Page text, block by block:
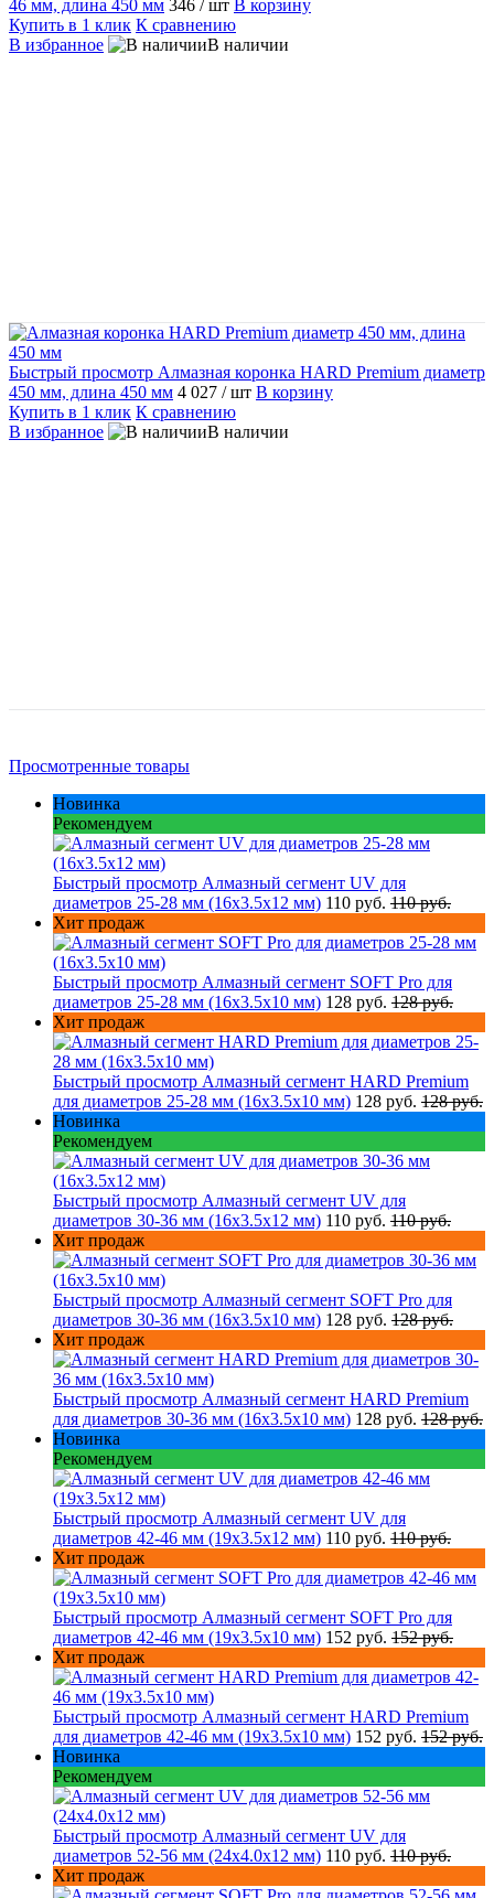
46 мм, длина 450 мм 346 / шт В корзину
Купить в 1 клик К сравнению
В избранное
В наличии
Быстрый просмотр Алмазная коронка HARD Premium диаметр
450 мм, длина 450 мм 4 027 / шт В корзину
Купить в 1 клик К сравнению
В избранное
В наличии
Просмотренные товары
Новинка
Рекомендуем
Быстрый просмотр Алмазный сегмент UV для
диаметров 25-28 мм (16х3.5х12 мм) 110 руб. 110 руб.
Хит продаж
Быстрый просмотр Алмазный сегмент SOFT Pro для
диаметров 25-28 мм (16х3.5х10 мм) 128 руб. 128 руб.
Хит продаж
Быстрый просмотр Алмазный сегмент HARD Premium
для диаметров 25-28 мм (16х3.5х10 мм) 128 руб. 128 руб.
Новинка
Рекомендуем
Быстрый просмотр Алмазный сегмент UV для
диаметров 30-36 мм (16х3.5х12 мм) 110 руб. 110 руб.
Хит продаж
Быстрый просмотр Алмазный сегмент SOFT Pro для
диаметров 30-36 мм (16х3.5х10 мм) 128 руб. 128 руб.
Хит продаж
Быстрый просмотр Алмазный сегмент HARD Premium
для диаметров 30-36 мм (16х3.5х10 мм) 128 руб. 128 руб.
Новинка
Рекомендуем
Быстрый просмотр Алмазный сегмент UV для
диаметров 42-46 мм (19х3.5х12 мм) 110 руб. 110 руб.
Хит продаж
Быстрый просмотр Алмазный сегмент SOFT Pro для
диаметров 42-46 мм (19х3.5х10 мм) 152 руб. 152 руб.
Хит продаж
Быстрый просмотр Алмазный сегмент HARD Premium
для диаметров 42-46 мм (19х3.5х10 мм) 152 руб. 152 руб.
Новинка
Рекомендуем
Быстрый просмотр Алмазный сегмент UV для
диаметров 52-56 мм (24х4.0х12 мм) 110 руб. 110 руб.
Хит продаж